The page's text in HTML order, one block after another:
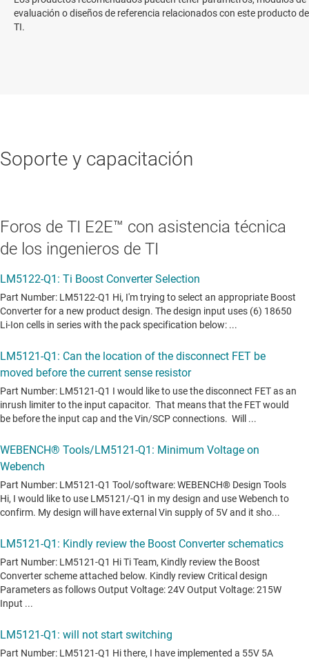
evaluación o diseños de referencia relacionados con este producto de
TI.
Soporte y capacitación
Foros de TI E2E™ con asistencia técnica
de los ingenieros de TI